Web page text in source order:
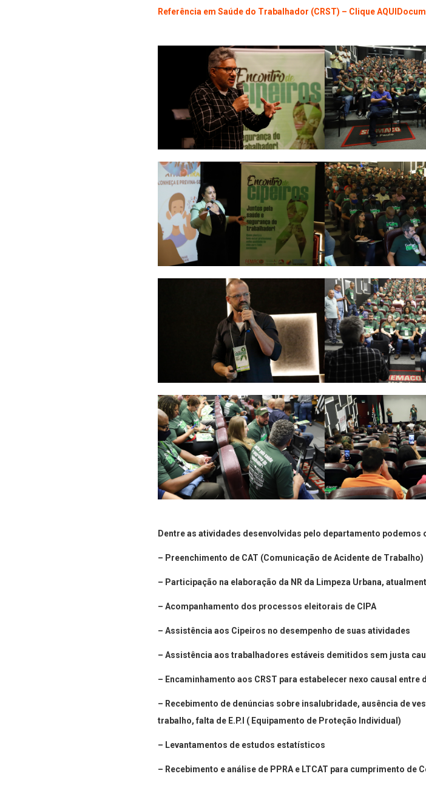
Referência em Saúde do Trabalhador (CRST) – Clique AQUI
Dentre as atividades desenvolvidas pelo departamento podemos
– Preenchimento de CAT (Comunicação de Acidente de Trabalho)
– Participação na elaboração da NR da Limpeza Urbana,
– Acompanhamento dos processos eleitorais de CIPA
– Assistência aos Cipeiros no desempenho de suas atividades
– Assistência aos trabalhadores estáveis demitidos sem justa
– Encaminhamento aos CRST para estabelecer nexo causal entre
– Recebimento de denúncias sobre insalubridade, ausência de
trabalho, falta de E.P.I ( Equipamento de Proteção Individual)
– Levantamentos de estudos estatísticos
– Recebimento e análise de PPRA e LTCAT para cumprimento de